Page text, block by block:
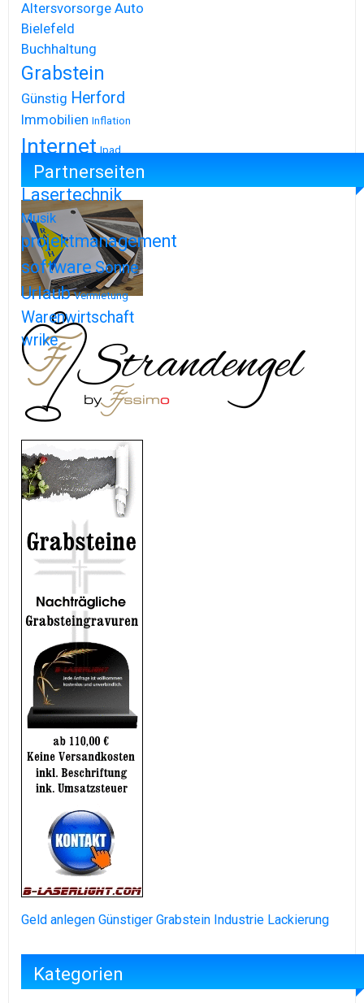
Altersvorsorge Auto
Bielefeld
Buchhaltung
Grabstein
Günstig Herford
Immobilien Inflation
Internet Ipad
Iphone
Lasertechnik
Musik
projektmanagement
softwareSonne
Urlaub Vermietung
Warenwirtschaft
wrike
Partnerseiten
Geld anlegen Günstiger Grabstein Industrie Lackierung
Kategorien